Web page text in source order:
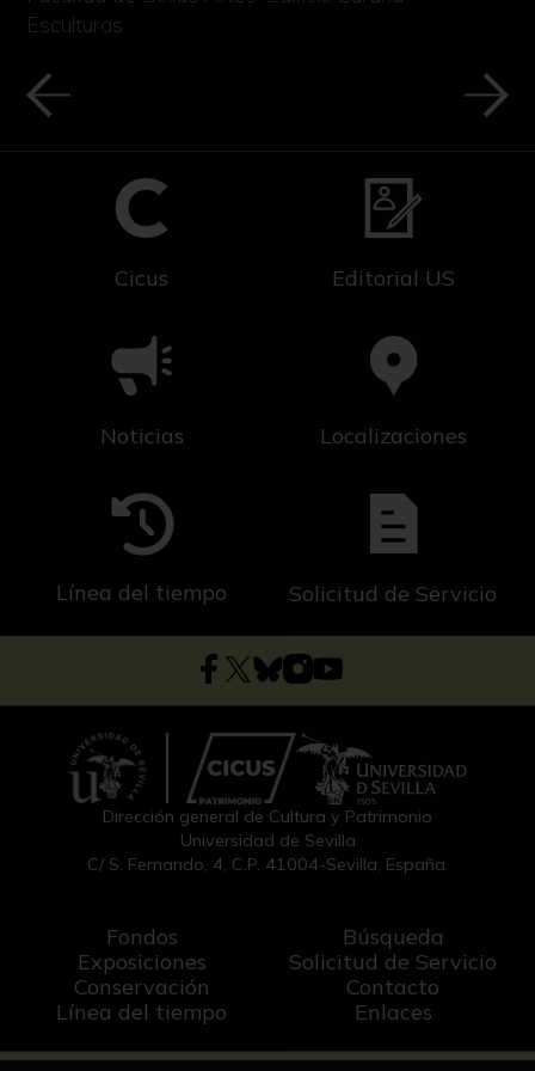
Esculturas
Cicus Editorial US
Noticias Localizaciones
Línea del tiempo Solicitud de Servicio
Dirección general de Cultura y Patrimonio
Universidad de Sevilla
C/ S. Fernando, 4, C.P. 41004-Sevilla, España.
Fondos
Exposiciones
Conservación
Línea del tiempo
Búsqueda
Solicitud de Servicio
Contacto
Enlaces